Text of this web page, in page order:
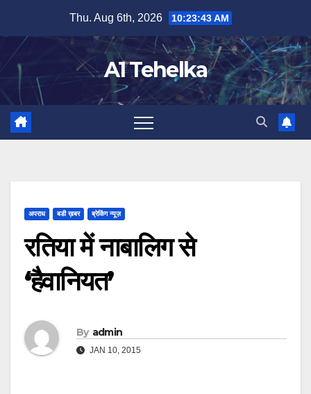
content
Thu. Aug 6th, 2026 10:23:43 AM
A1 Tehelka
अपराध बडी ख़बर ब्रेकिंग न्यूज़
रतिया में नाबालिग से
‘हैवानियत’
By admin
JAN 10, 2015